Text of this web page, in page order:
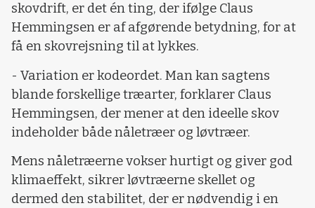
skovdrift, er det én ting, der ifølge Claus
Hemmingsen er af afgørende betydning, for at
få en skovrejsning til at lykkes.
- Variation er kodeordet. Man kan sagtens
blande forskellige træarter, forklarer Claus
Hemmingsen, der mener at den ideelle skov
indeholder både nåletræer og løvtræer.
Mens nåletræerne vokser hurtigt og giver god
klimaeffekt, sikrer løvtræerne skellet og
dermed den stabilitet, der er nødvendig i en